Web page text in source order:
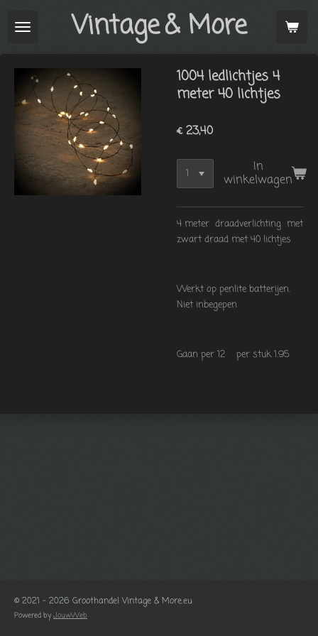
direct
hoofdinhoud
Vintage& More
1004 ledlichtjes 4
meter 40 lichtjes
€ 23,40
In
winkelwagen
4 meter draadverlichting met
zwart draad met 40 lichtjes
Werkt op penlite batterijen.
Niet inbegepen
Gaan per 12 per stuk 1.95
© 2021 - 2026 Groothandel Vintage & More.eu
Powered by JouwWeb